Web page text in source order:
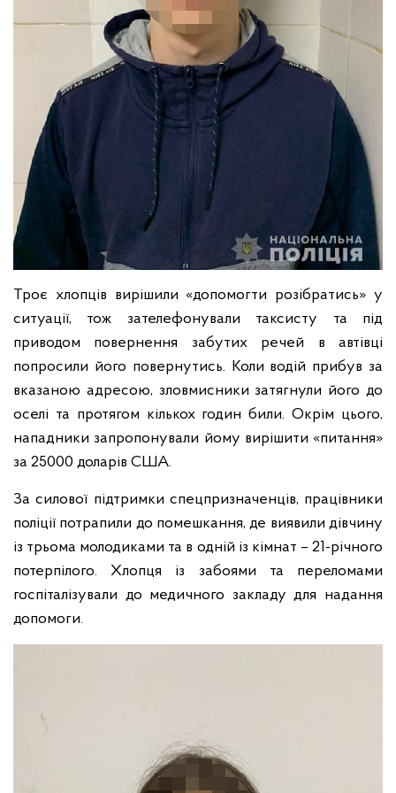
Троє хлопців вирішили «допомогти розібратись» у
ситуації, тож зателефонували таксисту та під
приводом повернення забутих речей в автівці
попросили його повернутись. Коли водій прибув за
вказаною адресою, зловмисники затягнули його до
оселі та протягом кількох годин били. Окрім цього,
нападники запропонували йому вирішити «питання»
за 25000 доларів США.
За силової підтримки спецпризначенців, працівники
поліції потрапили до помешкання, де виявили дівчину
із трьома молодиками та в одній із кімнат – 21-річного
потерпілого. Хлопця із забоями та переломами
госпіталізували до медичного закладу для надання
допомоги.